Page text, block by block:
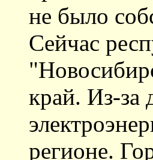
не было
Сейчас
край. Из-за
регионе.